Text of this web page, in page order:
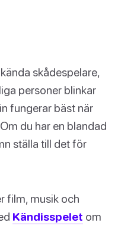
skådespelare,
personer blinkar
fungerar bäst när
du har en blandad
ställa till det för
film, musik och
Kändisspelet om